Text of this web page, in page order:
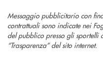
Messaggio pubblicitario con
contrattuali sono indicate nei
del pubblico presso gli sportelli
“Trasparenza” del sito internet.